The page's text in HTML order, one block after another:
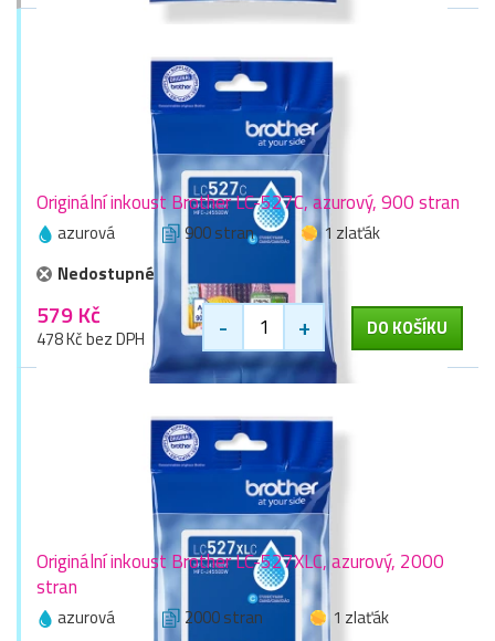
Originální inkoust Brother LC-527C, azurový, 900 stran
azurová 900 stran
1 zlaťák
Nedostupné
579 Kč
478 Kč bez DPH - + DO KOŠÍKU
Originální inkoust Brother LC-527XLC, azurový, 2000
stran
azurová 2000 stran 1 zlaťák